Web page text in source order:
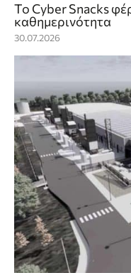
Το Cyber Snacks
καθημερινότητα
30.07.2026